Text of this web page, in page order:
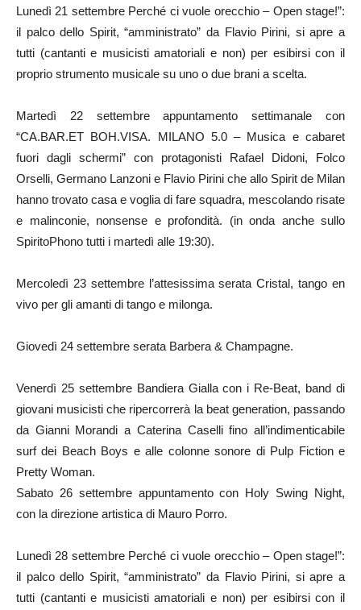
Lunedì 21 settembre Perché ci vuole orecchio – Open stage!”:
il palco dello Spirit, “amministrato” da Flavio Pirini, si apre a
tutti (cantanti e musicisti amatoriali e non) per esibirsi con il
proprio strumento musicale su uno o due brani a scelta.
Martedì 22 settembre appuntamento settimanale con
“CA.BAR.ET BOH.VISA. MILANO 5.0 – Musica e cabaret
fuori dagli schermi” con protagonisti Rafael Didoni, Folco
Orselli, Germano Lanzoni e Flavio Pirini che allo Spirit de Milan
hanno trovato casa e voglia di fare squadra, mescolando risate
e malinconie, nonsense e profondità. (in onda anche sullo
SpiritoPhono tutti i martedì alle 19:30).
Mercoledì 23 settembre l’attesissima serata Cristal, tango en
vivo per gli amanti di tango e milonga.
Giovedì 24 settembre serata Barbera & Champagne.
Venerdì 25 settembre Bandiera Gialla con i Re-Beat, band di
giovani musicisti che ripercorrerà la beat generation, passando
da Gianni Morandi a Caterina Caselli fino all’indimenticabile
surf dei Beach Boys e alle colonne sonore di Pulp Fiction e
Pretty Woman.
Sabato 26 settembre appuntamento con Holy Swing Night,
con la direzione artistica di Mauro Porro.
Lunedì 28 settembre Perché ci vuole orecchio – Open stage!”:
il palco dello Spirit, “amministrato” da Flavio Pirini, si apre a
tutti (cantanti e musicisti amatoriali e non) per esibirsi con il